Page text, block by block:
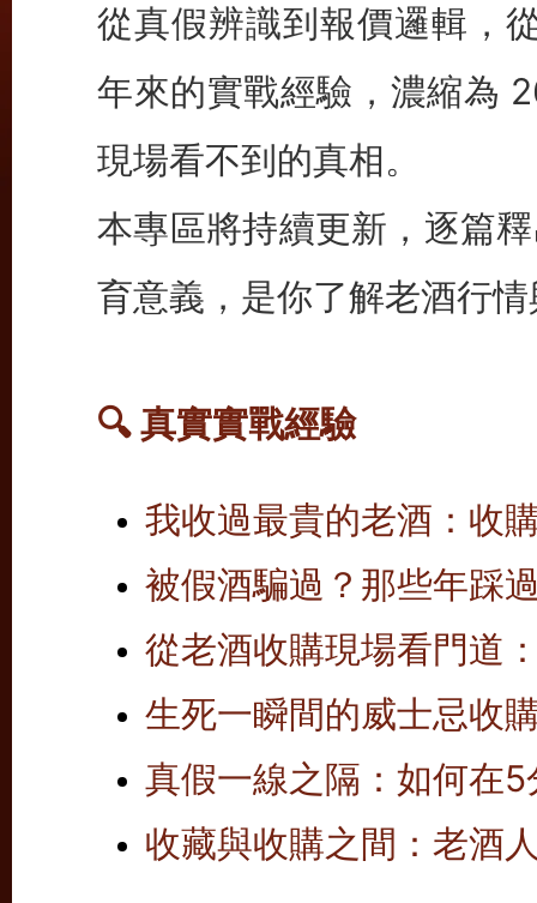
從真假辨識到報價邏輯，
年來的實戰經驗，濃縮為
現場看不到的真相。
本專區將持續更新，逐篇
育意義，是你了解老酒行
🔍 真實實戰經驗
我收過最貴的老酒：收
被假酒騙過？那些年踩
從老酒收購現場看門道
生死一瞬間的威士忌收
真假一線之隔：如何在
收藏與收購之間：老酒